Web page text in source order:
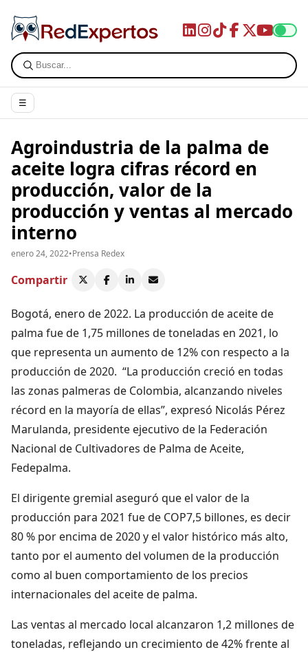
☰
Agroindustria de la palma de
aceite logra cifras récord en
producción, valor de la
producción y ventas al mercado
interno
enero 24, 2022•Prensa Redex
Compartir
Bogotá, enero de 2022. La producción de aceite de
palma fue de 1,75 millones de toneladas en 2021, lo
que representa un aumento de 12% con respecto a la
producción de 2020. “La producción creció en todas
las zonas palmeras de Colombia, alcanzando niveles
récord en la mayoría de ellas”, expresó Nicolás Pérez
Marulanda, presidente ejecutivo de la Federación
Nacional de Cultivadores de Palma de Aceite,
Fedepalma.
El dirigente gremial aseguró que el valor de la
producción para 2021 fue de COP7,5 billones, es decir
80 % por encima de 2020 y el valor histórico más alto,
tanto por el aumento del volumen de la producción
como al buen comportamiento de los precios
internacionales del aceite de palma.
Las ventas al mercado local alcanzaron 1,2 millones de
toneladas, reflejando un crecimiento de 42% frente al